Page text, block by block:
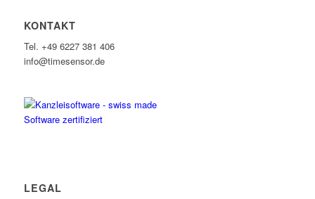
KONTAKT
Tel. +49 6227 381 406
info@timesensor.de
LEGAL